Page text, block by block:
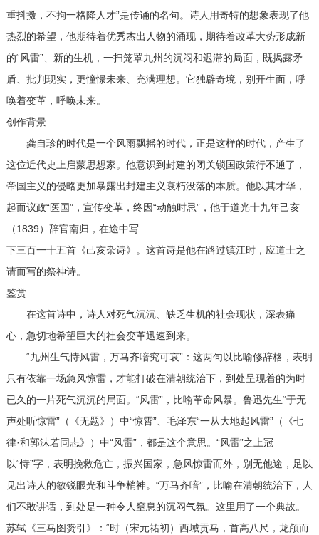
重抖擞，不拘一格降人才”是传诵的名句。诗人用奇特的想象表现了他
热烈的希望，他期待着优秀杰出人物的涌现，期待着改革大势形成新
的“风雷”、新的生机，一扫笼罩九州的沉闷和迟滞的局面，既揭露矛
盾、批判现实，更憧憬未来、充满理想。它独辟奇境，别开生面，呼
唤着变革，呼唤未来。
创作背景
龚自珍的时代是一个风雨飘摇的时代，正是这样的时代，产生了
这位近代史上启蒙思想家。他意识到封建的闭关锁国政策行不通了，
帝国主义的侵略更加暴露出封建主义衰朽没落的本质。他以其才华，
起而议政“医国”，宣传变革，终因“动触时忌”，他于道光十九年己亥
（1839）辞官南归，在途中写
下三百一十五首《己亥杂诗》。这首诗是他在路过镇江时，应道士之
请而写的祭神诗。
鉴赏
在这首诗中，诗人对死气沉沉、缺乏生机的社会现状，深表痛
心，急切地希望巨大的社会变革迅速到来。
“九州生气恃风雷，万马齐喑究可哀”：这两句以比喻修辞格，表明
只有依靠一场急风惊雷，才能打破在清朝统治下，到处呈现着的为时
已久的一片死气沉沉的局面。“风雷”，比喻革命风暴。鲁迅先生“于无
声处听惊雷”（《无题》）中“惊霄”、毛泽东“一从大地起风雷”（《七
律·和郭沫若同志》）中“风雷”，都是这个意思。“风雷”之上冠
以“恃”字，表明挽救危亡，振兴国家，急风惊雷而外，别无他途，足以
见出诗人的敏锐眼光和斗争梢神。“万马齐喑”，比喻在清朝统治下，人
们不敢讲话，到处是一种令人窒息的沉闷气氛。这里用了一个典故。
苏轼《三马图赞引》：“时（宋元祐初）西域贡马，首高八尺，龙颅而